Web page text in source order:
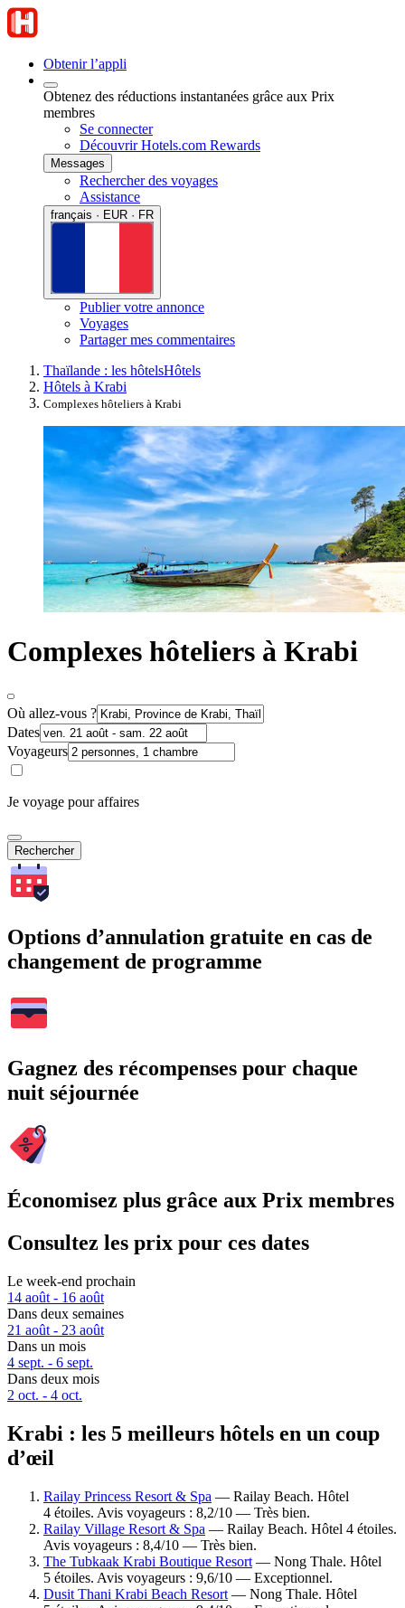
Obtenir l’appli
Obtenez des réductions instantanées grâce aux Prix
membres
Se connecter
Découvrir Hotels.com Rewards
Messages
Rechercher des voyages
Assistance
français · EUR · FR
Publier votre annonce
Voyages
Partager mes commentaires
Thaïlande : les hôtelsHôtels
Hôtels à Krabi
Complexes hôteliers à Krabi
Complexes hôteliers à Krabi
Où allez-vous ?
Dates
Voyageurs
Je voyage pour affaires
Rechercher
Options d’annulation gratuite en cas de
changement de programme
Gagnez des récompenses pour chaque
nuit séjournée
Économisez plus grâce aux Prix membres
Consultez les prix pour ces dates
Le week-end prochain
14 août - 16 août
Dans deux semaines
21 août - 23 août
Dans un mois
4 sept. - 6 sept.
Dans deux mois
2 oct. - 4 oct.
Krabi : les 5 meilleurs hôtels en un coup
d’œil
Railay Princess Resort & Spa — Railay Beach. Hôtel
4 étoiles. Avis voyageurs : 8,2/10 — Très bien.
Railay Village Resort & Spa — Railay Beach. Hôtel 4 étoiles.
Avis voyageurs : 8,4/10 — Très bien.
The Tubkaak Krabi Boutique Resort — Nong Thale. Hôtel
5 étoiles. Avis voyageurs : 9,6/10 — Exceptionnel.
Dusit Thani Krabi Beach Resort — Nong Thale. Hôtel